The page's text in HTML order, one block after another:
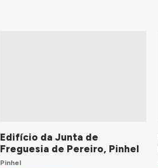
Edifício da Junta de
Freguesia de Pereiro, Pinhel
Pinhel